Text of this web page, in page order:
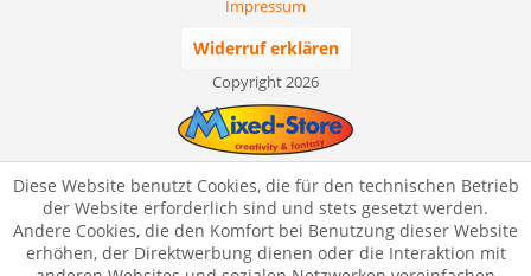
Impressum
Widerruf erklären
Copyright 2026
Diese Website benutzt Cookies, die für den technischen Betrieb
der Website erforderlich sind und stets gesetzt werden.
Andere Cookies, die den Komfort bei Benutzung dieser Website
erhöhen, der Direktwerbung dienen oder die Interaktion mit